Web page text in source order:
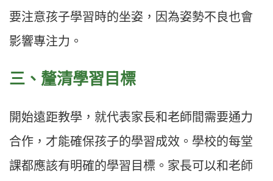
要注意孩子學習時的坐姿，因為姿勢不良也會
影響專注力。​​
三、釐清學習目標​
開始遠距教學，就代表家長和老師間需要通力
合作，才能確保孩子的學習成效。學校的每堂
課都應該有明確的學習目標。家長可以和老師